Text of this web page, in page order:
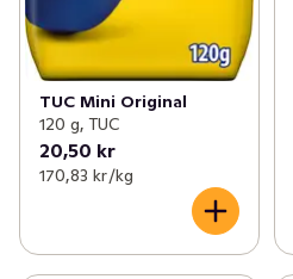
TUC Mini Original
120 g, TUC
20,50 kr
170,83 kr /kg